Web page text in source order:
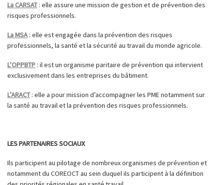
La CARSAT: elle assure une mission de gestion et de prévention des
risques professionnels.
La MSA: elle est engagée dans la prévention des risques
professionnels, la santé et la sécurité au travail du monde agricole.
L’OPPBTP : il est un organisme paritaire de prévention qui intervient
exclusivement dans les entreprises du bâtiment.
L’ARACT: elle a pour mission d’accompagner les PME notamment sur
la santé au travail et la prévention des risques professionnels.
LES PARTENAIRES SOCIAUX
Ils participent au pilotage de nombreux organismes de prévention et
notamment du COREOCT au sein duquel ils participent à la définition